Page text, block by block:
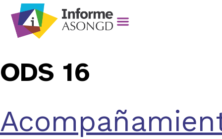
ODS 16